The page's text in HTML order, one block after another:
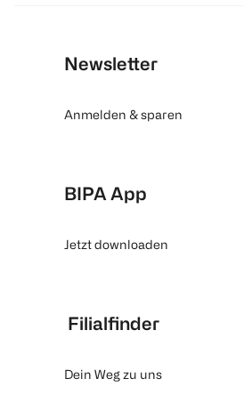
Newsletter
Anmelden & sparen
BIPA App
Jetzt downloaden
Filialfinder
Dein Weg zu uns